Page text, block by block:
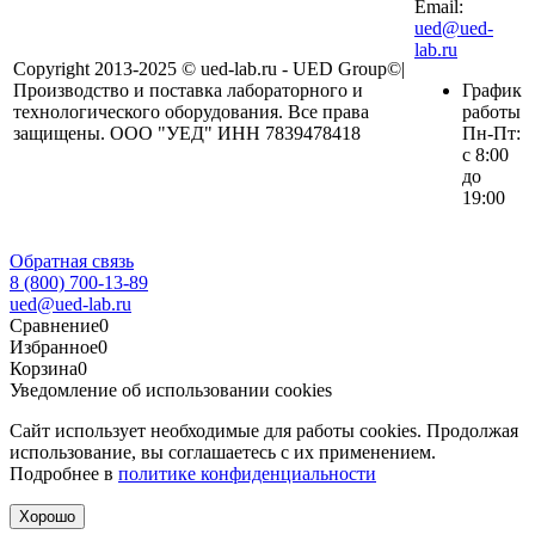
Copyright 2013-2025 © ued-lab.ru - UED Group©|
Производство и поставка лабораторного и
технологического оборудования. Все права
защищены. ООО "УЕД" ИНН 7839478418
Email:
ued@ued-
lab.ru
График
работы
Пн-Пт:
с 8:00
до
19:00
Обратная связь
8 (800) 700-13-89
ued@ued-lab.ru
Сравнение0
Избранное0
Корзина0
Уведомление об использовании cookies
Сайт использует необходимые для работы cookies. Продолжая
использование, вы соглашаетесь с их применением.
Подробнее в политике конфиденциальности
Хорошо